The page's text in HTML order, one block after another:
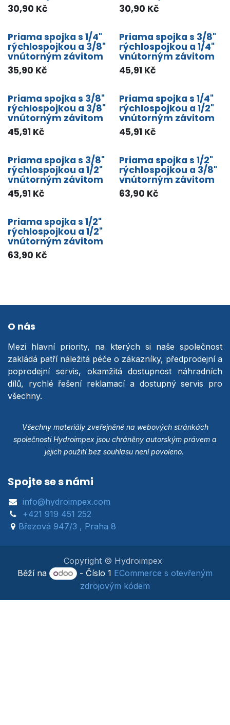
30,90 Kč
30,90 Kč
Priama spojka s 1/4"
rýchlospojkou a 3/8"
vnútorným závitom
35,90 Kč
Priama spojka s 3/8"
rýchlospojkou a 1/4"
vnútorným závitom
45,91 Kč
Priama spojka s 3/8"
rýchlospojkou a 3/8"
vnútorným závitom
45,91 Kč
Priama spojka s 1/4"
rýchlospojkou a 1/2"
vnútorným závitom
45,91 Kč
Priama spojka s 3/8"
rýchlospojkou a 1/2"
vnútorným závitom
45,91 Kč
Priama spojka s 1/2"
rýchlospojkou a 3/8"
vnútorným závitom
63,90 Kč
Priama spojka s 1/2"
rýchlospojkou a 1/2"
vnútorným závitom
63,90 Kč
O nás
Mezi hlavní priority, na kterých si naše společnost
zakládá patří náležitá péče o zákazníky, předprodejní a
poprodejní servis, okamžitá dostupnost náhradních
dílů, rychlé řešení reklamací a dostupný servis pro
všechny.
Všechny materiály zveřejněné na webových stránkách
společnosti Hydroimpex jsou chráněny autorským právem a
jejich použití bez souhlasu není povoleno.
Spojte se s námi
info@hydroimpex.com
+421 919 451 252
Březová 947/3 , Praha 8
Copyright © Hydroimpex
Běží na
- Číslo 1 ECommerce s otevřeným
zdrojovým kódem